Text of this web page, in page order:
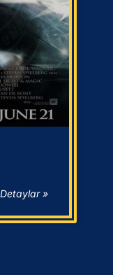
Detaylar »